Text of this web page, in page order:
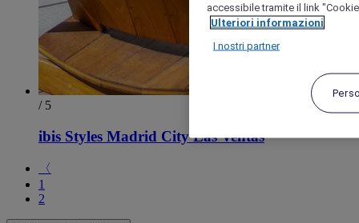
/ 5
ibis Styles Madrid City Las Ventas
〈
1
2
accessibile tramite il link
Ulteriori informazioni
I nostri partner